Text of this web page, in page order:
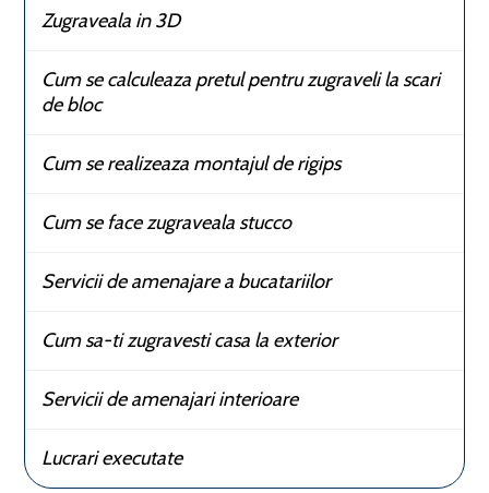
Zugraveala in 3D
Cum se calculeaza pretul pentru zugraveli la scari
de bloc
Cum se realizeaza montajul de rigips
Cum se face zugraveala stucco
Servicii de amenajare a bucatariilor
Cum sa-ti zugravesti casa la exterior
Servicii de amenajari interioare
Lucrari executate